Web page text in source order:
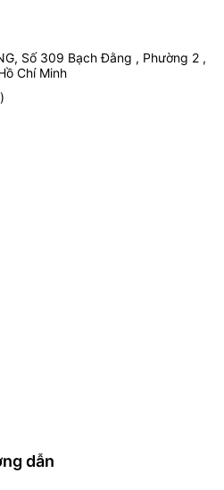
Số 309 Bạch Đằng , Phường 2 ,
Chí Minh
dẫn